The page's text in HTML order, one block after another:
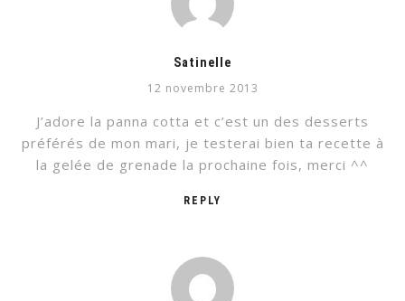
Satinelle
12 novembre 2013
REPLY
J’adore la panna cotta et c’est un des desserts
préférés de mon mari, je testerai bien ta recette à
la gelée de grenade la prochaine fois, merci ^^